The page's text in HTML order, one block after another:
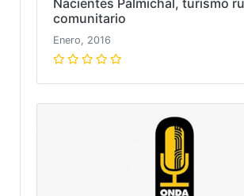
Nacientes Palmichal, turismo
comunitario
Enero, 2016